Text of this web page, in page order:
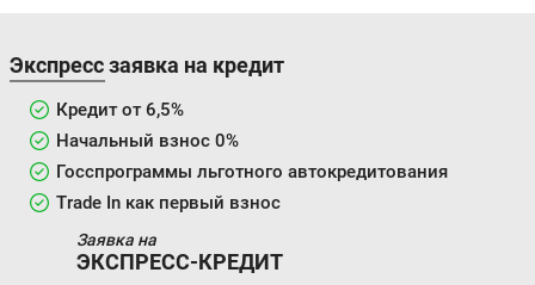
Экспресс заявка на кредит
Кредит от 6,5%
Начальный взнос 0%
Госспрограммы льготного автокредитования
Trade In как первый взнос
Заявка на
ЭКСПРЕСС-КРЕДИТ